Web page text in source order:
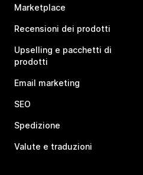
Marketplace
Recensioni dei prodotti
Upselling e pacchetti di
prodotti
Email marketing
SEO
Spedizione
Valute e traduzioni